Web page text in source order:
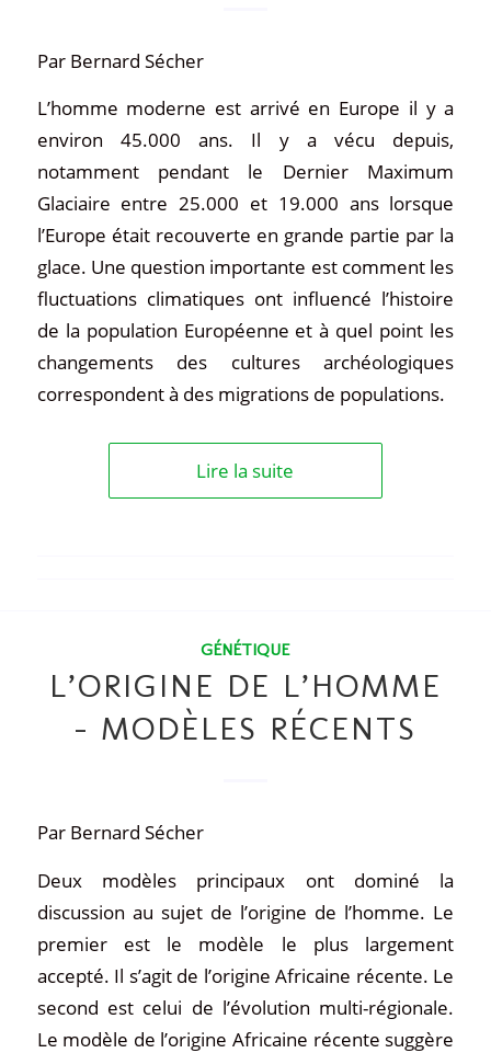
Par Bernard Sécher
L’homme moderne est arrivé en Europe il y a
environ 45.000 ans. Il y a vécu depuis,
notamment pendant le Dernier Maximum
Glaciaire entre 25.000 et 19.000 ans lorsque
l’Europe était recouverte en grande partie par la
glace. Une question importante est comment les
fluctuations climatiques ont influencé l’histoire
de la population Européenne et à quel point les
changements des cultures archéologiques
correspondent à des migrations de populations.
Lire la suite
GÉNÉTIQUE
L’ORIGINE DE L’HOMME
– MODÈLES RÉCENTS
Par Bernard Sécher
Deux modèles principaux ont dominé la
discussion au sujet de l’origine de l’homme. Le
premier est le modèle le plus largement
accepté. Il s’agit de l’origine Africaine récente. Le
second est celui de l’évolution multi-régionale.
Le modèle de l’origine Africaine récente suggère